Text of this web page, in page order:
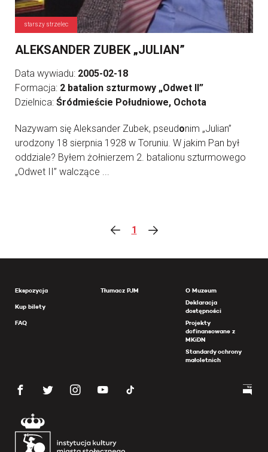
starszy strzelec
ALEKSANDER ZUBEK „JULIAN”
Data wywiadu: 2005-02-18
Formacja: 2 batalion szturmowy „Odwet II”
Dzielnica: Śródmieście Południowe, Ochota
Nazywam się Aleksander Zubek, pseudonim „Julian”
urodzony 18 sierpnia 1928 w Toruniu. W jakim Pan był
oddziale? Byłem żołnierzem 2. batalionu szturmowego
„Odwet II” walczące ...
1
Ekspozycja
Kup bilety
FAQ
Tłumacz PJM
O Muzeum
Deklaracja
dostępności
Projekty
dofinansowane z
MKiDN
Standardy ochrony
małoletnich